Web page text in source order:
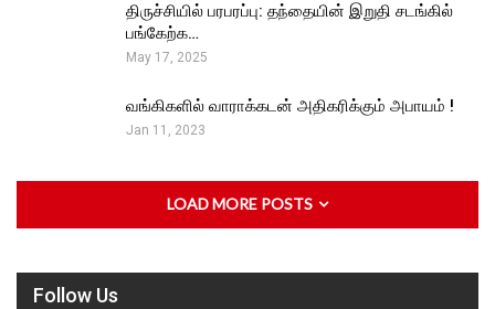
திருச்சியில் பரபரப்பு: தந்தையின் இறுதி சடங்கில்
பங்கேற்க…
May 17, 2025
வங்கிகளில் வாராக்கடன் அதிகரிக்கும் அபாயம் !
Jan 11, 2023
LOAD MORE POSTS
Follow Us